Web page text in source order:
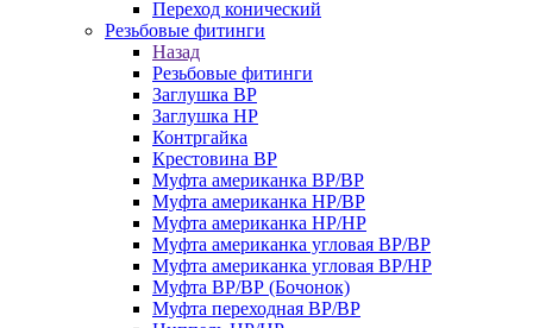
Переход конический
Резьбовые фитинги
Назад
Резьбовые фитинги
Заглушка ВР
Заглушка НР
Контргайка
Крестовина ВР
Муфта американка ВР/ВР
Муфта американка НР/ВР
Муфта американка НР/НР
Муфта американка угловая ВР/ВР
Муфта американка угловая ВР/НР
Муфта ВР/ВР (Бочонок)
Муфта переходная ВР/ВР